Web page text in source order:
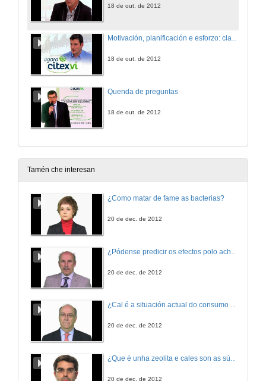
18 de out. de 2012
Motivación, planificación e esforzo: claves no éxito da empresa
18 de out. de 2012
Quenda de preguntas
18 de out. de 2012
Tamén che interesan
¿Como matar de fame as bacterias?
20 de dec. de 2012
20 de dec. de 2012
¿Cal é a situación actual do consumo cinematográfico?
20 de dec. de 2012
20 de dec. de 2012